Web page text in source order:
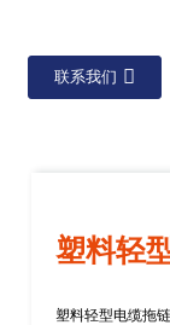
联系我们
塑料轻
塑料轻型电缆拖